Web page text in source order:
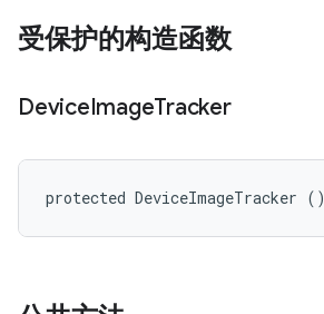
受保护的构造函数
DeviceImageTracker
protected DeviceImageTracker ()